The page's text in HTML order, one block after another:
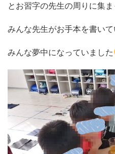
とお習字の先生の周りに集
みんな先生がお手本を書い
みんな夢中になっていました